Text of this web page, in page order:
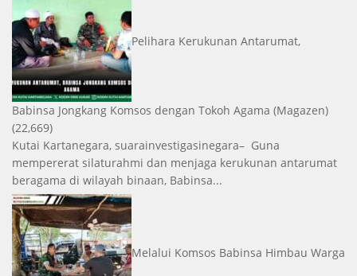
Pelihara Kerukunan Antarumat,
Babinsa Jongkang Komsos dengan Tokoh Agama (Magazen)
(22,669)
Kutai Kartanegara, suarainvestigasinegara– Guna
mempererat silaturahmi dan menjaga kerukunan antarumat
beragama di wilayah binaan, Babinsa...
Melalui Komsos Babinsa Himbau Warga